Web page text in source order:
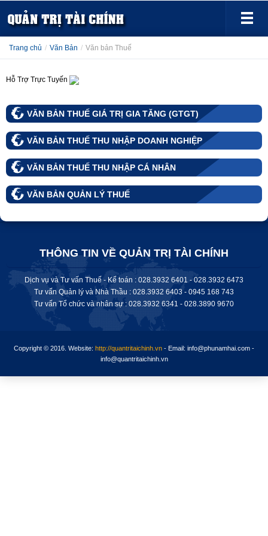
Trang chủ / Văn Bản / Văn bản Thuế
Hỗ Trợ Trực Tuyến
VĂN BẢN THUẾ GIÁ TRỊ GIA TĂNG (GTGT)
VĂN BẢN THUẾ THU NHẬP DOANH NGHIỆP
VĂN BẢN THUẾ THU NHẬP CÁ NHÂN
VĂN BẢN QUẢN LÝ THUẾ
THÔNG TIN VỀ QUẢN TRỊ TÀI CHÍNH
Dịch vụ và Tư vấn Thuế - Kế toán : 028.3932 6401 - 028.3932 6473
Tư vấn Quản lý và Nhà Thầu : 028.3932 6403 - 0945 168 743
Tư vấn Tổ chức và nhân sự : 028.3932 6341 - 028.3890 9670
Copyright © 2016. Website: http://quantritaichinh.vn - Email: info@phunamhai.com -
info@quantritaichinh.vn